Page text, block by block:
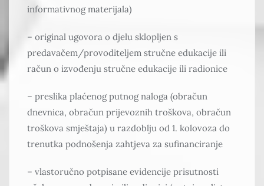
informativnog materijala)
– original ugovora o djelu sklopljen s
predavačem/provoditeljem stručne edukacije ili
račun o izvođenju stručne edukacije ili radionice
– preslika plaćenog putnog naloga (obračun
dnevnica, obračun prijevoznih troškova, obračun
troškova smještaja) u razdoblju od 1. kolovoza do
trenutka podnošenja zahtjeva za sufinanciranje
– vlastoručno potpisane evidencije prisutnosti